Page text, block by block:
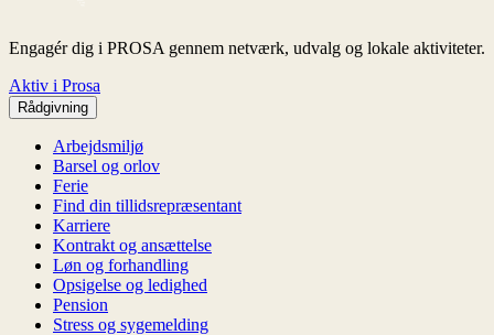
Engagér dig i PROSA gennem netværk, udvalg og lokale aktiviteter.
Aktiv i Prosa
Rådgivning
Arbejdsmiljø
Barsel og orlov
Ferie
Find din tillidsrepræsentant
Karriere
Kontrakt og ansættelse
Løn og forhandling
Opsigelse og ledighed
Pension
Stress og sygemelding